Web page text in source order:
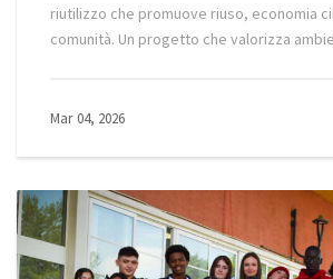
riutilizzo che promuove riuso, economia
comunità. Un progetto che valorizza
Mar 04, 2026